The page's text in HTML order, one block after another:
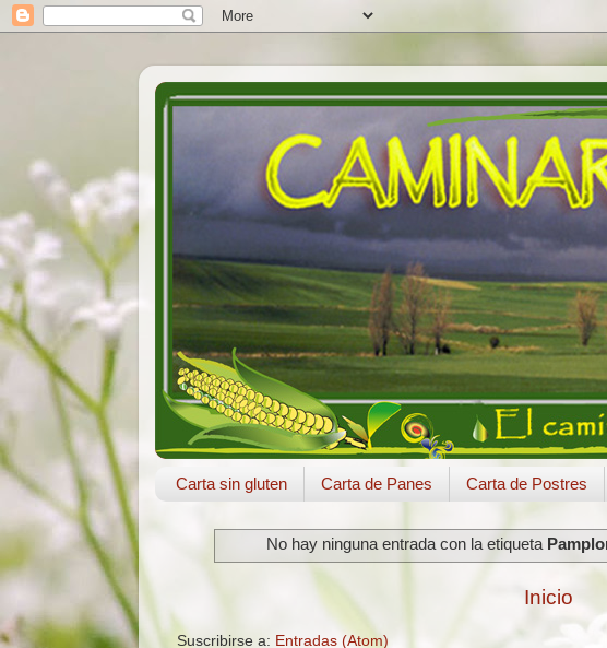
Carta sin gluten Carta de Panes Carta de Postres
No hay ninguna entrada con la etiqueta
Inicio
Suscribirse a: Entradas (Atom)